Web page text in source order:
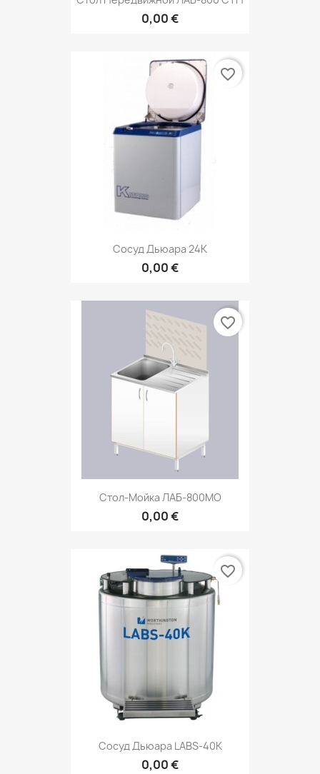
0,00 €
Сосуд Дьюара 24К
0,00 €
favorite_border
Стол-Мойка ЛАБ-800МО
0,00 €
favorite_border
Сосуд Дьюара LABS-40К
0,00 €
favorite_border